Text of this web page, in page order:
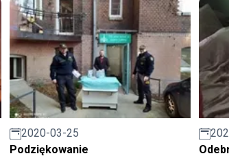
2020-03-25
Podziękowanie